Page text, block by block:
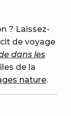
? Laissez-
de voyage
dans les
de la
nature.